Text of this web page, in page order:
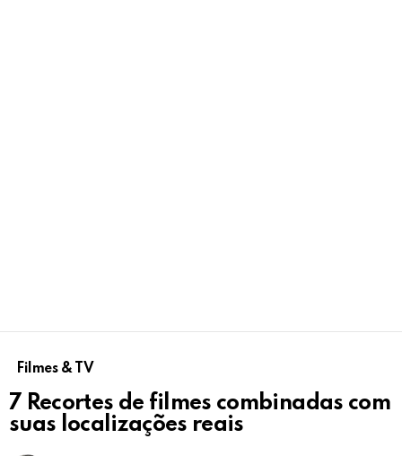
Filmes & TV
7 Recortes de filmes combinadas com
suas localizações reais